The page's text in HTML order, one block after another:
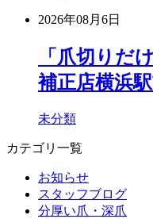
2026年08月6日
「爪切りだ
補正店横浜駅
未分類
カテゴリ一覧
お知らせ
スタッフブログ
分厚い爪・深爪